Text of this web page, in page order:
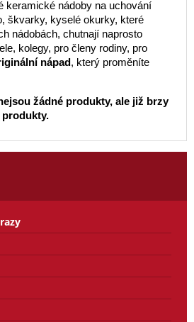
keramické nádoby na uchování
škvarky, kyselé okurky, které
nádobách, chutnají naprosto
kolegy, pro členy rodiny, pro
nápad, který proměníte
žádné produkty, ale již brzy